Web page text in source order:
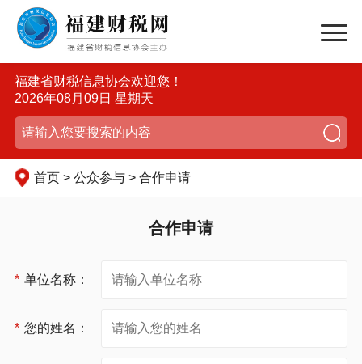
福建省财税信息协会欢迎您！
2026年08月09日 星期天
首页 > 公众参与 > 合作申请
合作申请
* 单位名称：
* 您的姓名：